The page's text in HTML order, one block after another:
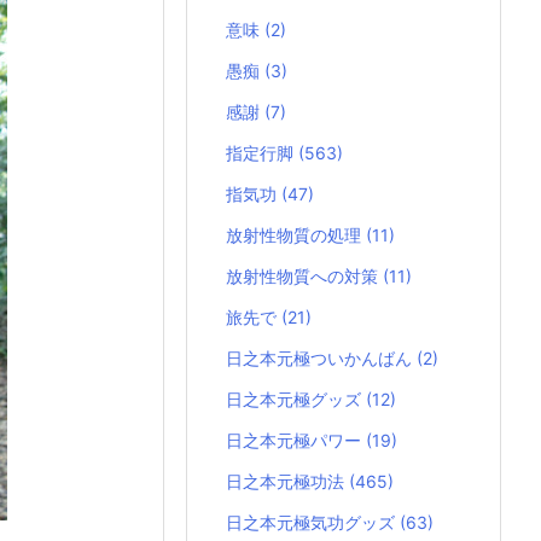
意味 (2)
愚痴 (3)
感謝 (7)
指定行脚 (563)
指気功 (47)
放射性物質の処理 (11)
放射性物質への対策 (11)
旅先で (21)
日之本元極ついかんばん (2)
日之本元極グッズ (12)
日之本元極パワー (19)
日之本元極功法 (465)
日之本元極気功グッズ (63)